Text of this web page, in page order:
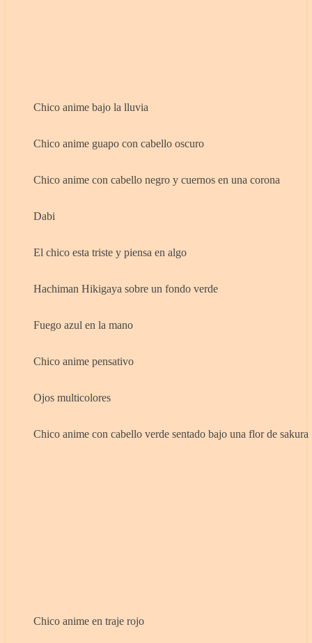
Chico anime bajo la lluvia
Chico anime guapo con cabello oscuro
Chico anime con cabello negro y cuernos en una corona
Dabi
El chico esta triste y piensa en algo
Hachiman Hikigaya sobre un fondo verde
Fuego azul en la mano
Chico anime pensativo
Ojos multicolores
Chico anime con cabello verde sentado bajo una flor de sakura
Chico anime en traje rojo